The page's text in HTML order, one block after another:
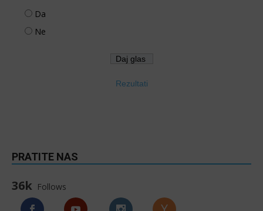
Da
Ne
Rezultati
PRATITE NAS
36k Follows